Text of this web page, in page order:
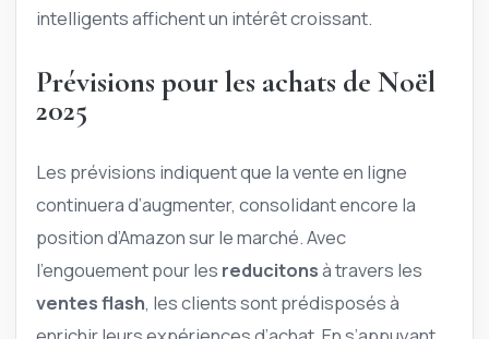
intelligents affichent un intérêt croissant.
Prévisions pour les achats de Noël
2025
Les prévisions indiquent que la vente en ligne
continuera d’augmenter, consolidant encore la
position d’Amazon sur le marché. Avec
l’engouement pour les reducitonsà travers les
ventes flash, les clients sont prédisposés à